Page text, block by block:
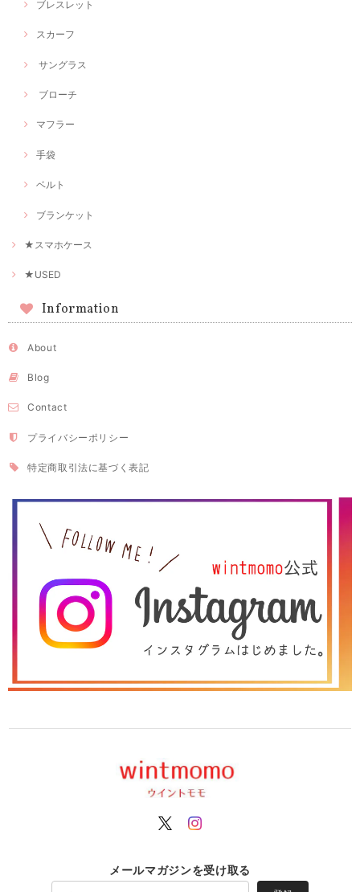
ブレスレット
スカーフ
サングラス
ブローチ
マフラー
手袋
ベルト
ブランケット
★スマホケース
★USED
Information
About
Blog
Contact
プライバシーポリシー
特定商取引法に基づく表記
メールマガジンを受け取る